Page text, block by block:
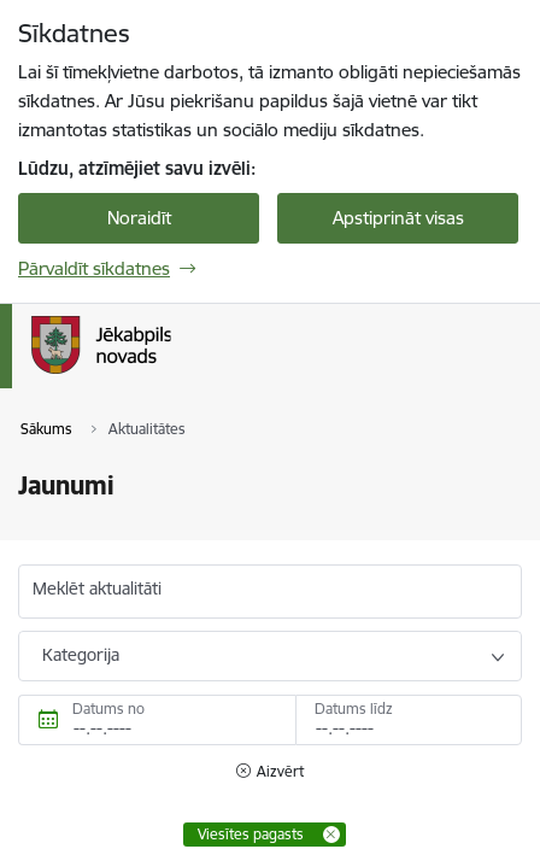
Sīkdatnes
Lai šī tīmekļvietne darbotos, tā izmanto obligāti nepieciešamās
sīkdatnes. Ar Jūsu piekrišanu papildus šajā vietnē var tikt
izmantotas statistikas un sociālo mediju sīkdatnes.
Lūdzu, atzīmējiet savu izvēli:
Noraidīt Apstiprināt visas
Pārvaldīt sīkdatnes
Sākums Aktualitātes
Jaunumi
Meklēt aktualitāti
Kategorija
Datums no Datums līdz
Aizvērt
Viesītes pagasts